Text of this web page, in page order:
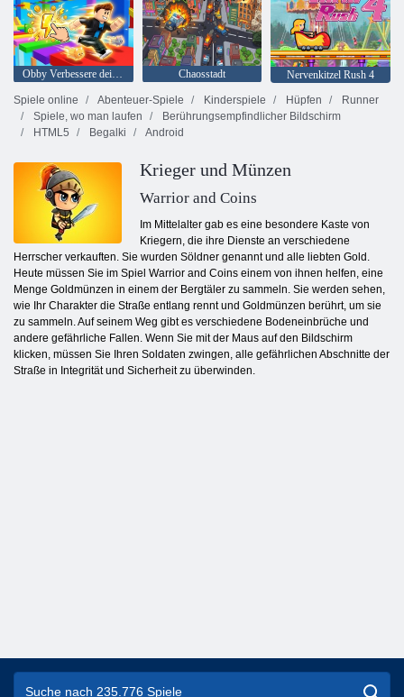
Obby Verbessere deine Geschwindigkeit! Chaosstadt
Nervenkitzel Rush 4
Spiele online
Abenteuer-Spiele Kinderspiele Hüpfen
Runner
Spiele, wo man laufen
Berührungsempfindlicher Bildschirm
HTML5
Begalki Android
Krieger und Münzen
Warrior and Coins
Im Mittelalter gab es eine besondere Kaste von
Kriegern, die ihre Dienste an verschiedene
Herrscher verkauften. Sie wurden Söldner genannt und alle liebten Gold.
Heute müssen Sie im Spiel Warrior and Coins einem von ihnen helfen, eine
Menge Goldmünzen in einem der Bergtäler zu sammeln. Sie werden sehen,
wie Ihr Charakter die Straße entlang rennt und Goldmünzen berührt, um sie
zu sammeln. Auf seinem Weg gibt es verschiedene Bodeneinbrüche und
andere gefährliche Fallen. Wenn Sie mit der Maus auf den Bildschirm
klicken, müssen Sie Ihren Soldaten zwingen, alle gefährlichen Abschnitte der
Straße in Integrität und Sicherheit zu überwinden.